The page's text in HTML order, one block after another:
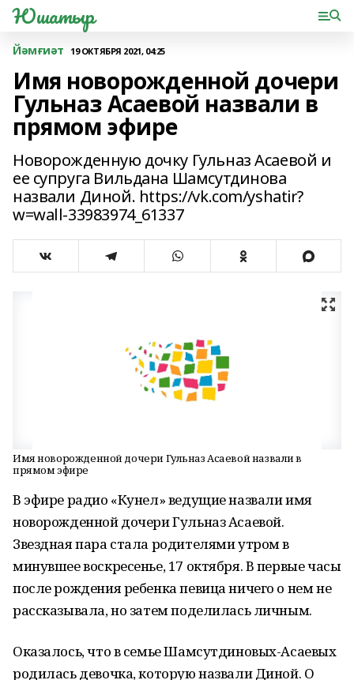
Юшатыр
Йәмғиәт 19 ОКТЯБРЯ 2021, 04:25
Имя новорожденной дочери
Гульназ Асаевой назвали в
прямом эфире
Новорожденную дочку Гульназ Асаевой и
ее супруга Вильдана Шамсутдинова
назвали Диной. https://vk.com/yshatir?
w=wall-33983974_61337
Имя новорожденной дочери Гульназ Асаевой назвали в
прямом эфире
В эфире радио «Кунел» ведущие назвали имя
новорожденной дочери Гульназ Асаевой.
Звездная пара стала родителями утром в
минувшее воскресенье, 17 октября. В первые часы
после рождения ребенка певица ничего о нем не
рассказывала, но затем поделилась личным.
Оказалось, что в семье Шамсутдиновых-Асаевых
родилась девочка, которую назвали Диной. О